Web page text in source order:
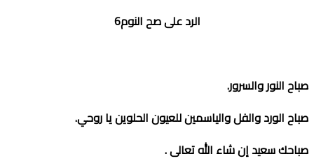
الرد على صح النوم6
صباح النور والسرور.
صباح الورد والفل والياسمين للعيون الحلوين يا روحي
صباحك سعيد إن شاء الله تعالى.